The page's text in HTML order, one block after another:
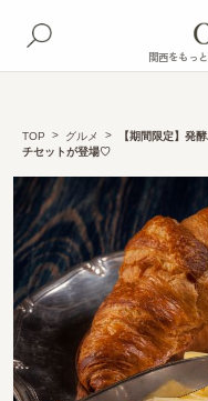
関西をもっ
TOP グルメ
【期間限定】発
チセットが登場♡